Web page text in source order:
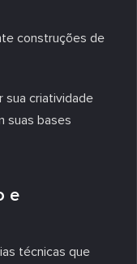
construções de
sua criatividade
suas bases
e
técnicas que